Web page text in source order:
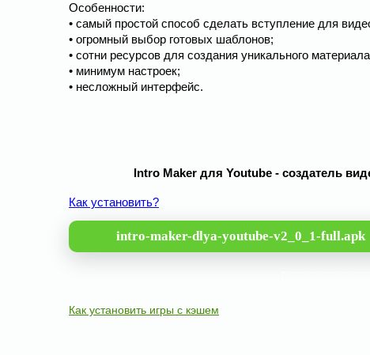
Особенности:
• самый простой способ сделать вступление для
• огромный выбор готовых шаблонов;
• сотни ресурсов для создания уникального
• минимум настроек;
• несложный интерфейс.
Intro Maker для Youtube - создатель
Как установить?
intro-maker-dlya-youtube-v2_0_1-full.apk
Как установить игры с кэшем